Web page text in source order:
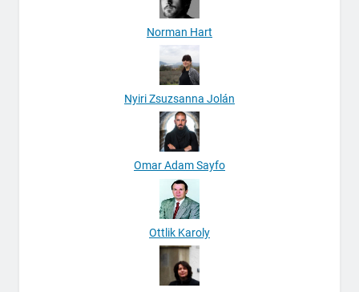
Norman Hart
Nyiri Zsuzsanna Jolán
Omar Adam Sayfo
Ottlik Karoly